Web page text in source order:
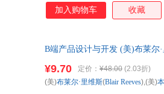
加入购物车 收藏
B端产品设计与开发 (美)布莱尔
咨询在线客服！
¥9.70 定价： ¥48.00 (2.03折)
(美)布莱尔·里维斯(Blair Reeves),(美)